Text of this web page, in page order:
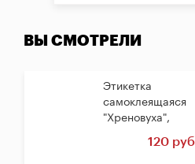
ВЫ СМОТРЕЛИ
Этикетка
самоклеящаяся
"Хреновуха",
прямоугольная,...
120 руб